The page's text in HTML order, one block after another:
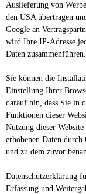
Auslieferung von
den USA übertragen
Google an
wird Ihre IP-Adresse
Daten zusammenführen.
Sie können die
Einstellung Ihrer
darauf hin, dass Sie in
Funktionen dieser
Nutzung dieser
erhobenen Daten
und zu dem zuvor
Datenschutzerklärung
Erfassung und